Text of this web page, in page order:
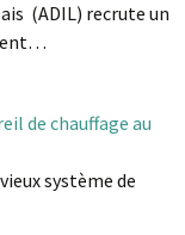
(ADIL) recrute un
de chauffage au
système de